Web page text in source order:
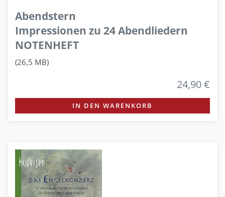
Abendstern
Impressionen zu 24 Abendliedern
NOTENHEFT
(26,5 MB)
24,90 €
IN DEN WARENKORB